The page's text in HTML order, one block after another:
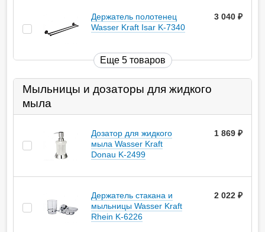
Держатель полотенец
Wasser Kraft Isar K-7340
3 040
Еще 5 товаров
Мыльницы и дозаторы для жидкого
мыла
Дозатор для жидкого
мыла Wasser Kraft
Donau K-2499
1 869
Держатель стакана и
мыльницы Wasser Kraft
Rhein K-6226
2 022